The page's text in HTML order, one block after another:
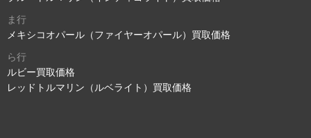
ま行
メキシコオパール（ファイヤーオパール）買取価格
ら行
ルビー買取価格
レッドトルマリン（ルベライト）買取価格